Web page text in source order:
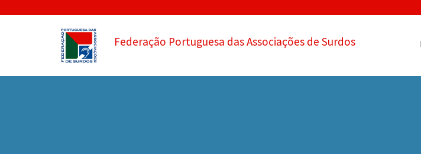
Federação Portuguesa das Associações de Surdos